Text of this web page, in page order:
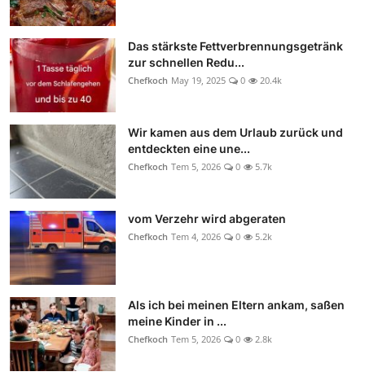
Das stärkste Fettverbrennungsgetränk
zur schnellen Redu...
Chefkoch May 19, 2025 0 20.4k
Wir kamen aus dem Urlaub zurück und
entdeckten eine une...
Chefkoch Tem 5, 2026 0 5.7k
vom Verzehr wird abgeraten
Chefkoch Tem 4, 2026 0 5.2k
Als ich bei meinen Eltern ankam, saßen
meine Kinder in ...
Chefkoch Tem 5, 2026 0 2.8k